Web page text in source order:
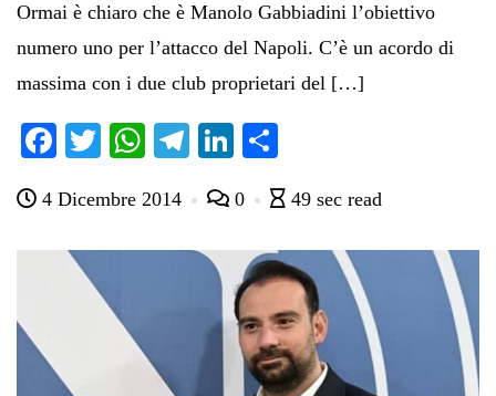
Ormai è chiaro che è Manolo Gabbiadini l’obiettivo
numero uno per l’attacco del Napoli. C’è un acordo di
massima con i due club proprietari del […]
Fa
bo
ok
T
tte
r
W
ts
A
Te
gr
a
m
Li
ed
In
di
vi
di
4 Dicembre 2014 0 49 sec read